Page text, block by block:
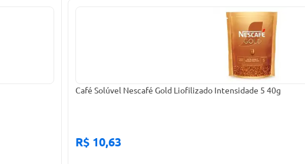
Café Solúvel Nescafé Gold Liofilizado Intensidade 5 40g
R$ 10,63